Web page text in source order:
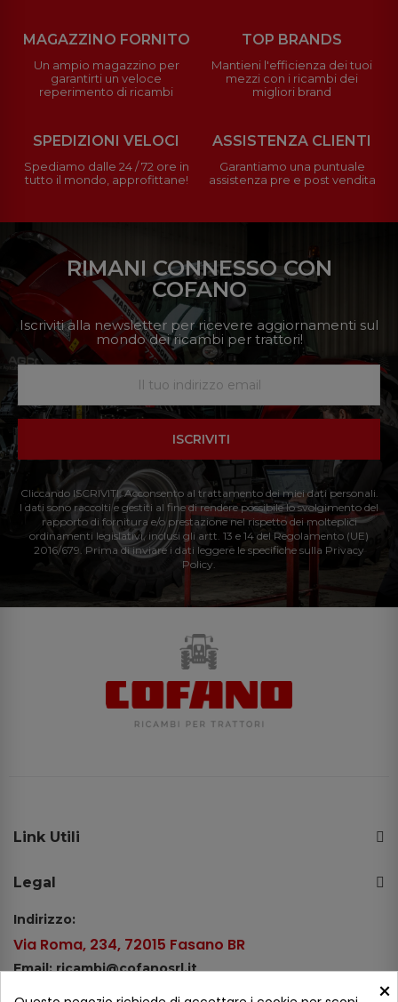
MAGAZZINO FORNITO
Un ampio magazzino per
garantirti un veloce
reperimento di ricambi
TOP BRANDS
Mantieni l'efficienza dei tuoi
mezzi con i ricambi dei
migliori brand
SPEDIZIONI VELOCI
Spediamo dalle 24 / 72 ore in
tutto il mondo, approfittane!
ASSISTENZA CLIENTI
Garantiamo una puntuale
assistenza pre e post vendita
RIMANI CONNESSO CON
COFANO
Iscriviti alla newsletter per ricevere aggiornamenti sul
mondo dei ricambi per trattori!
ISCRIVITI
Cliccando ISCRIVITI: Acconsento al trattamento dei miei dati personali.
I dati sono raccolti e gestiti al fine di rendere possibile lo svolgimento del
rapporto di fornitura e/o prestazione nel rispetto dei molteplici
ordinamenti legislativi, inclusi gli artt. 13 e 14 del Regolamento (UE)
2016/679. Prima di inviare i dati leggere le specifiche sulla Privacy
Policy.
Link Utili
Legal
Indirizzo:
Via Roma, 234, 72015 Fasano BR
Email: ricambi@cofanosrl.it
×